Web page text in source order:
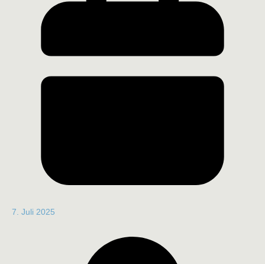
7. Juli 2025